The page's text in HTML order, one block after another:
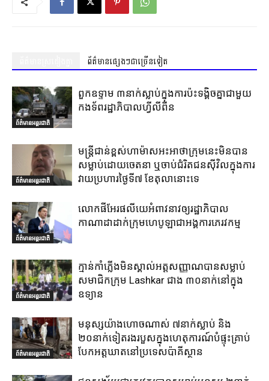
ព័ត៌មានផ្សេងៗជាច្រើនទៀត
ព័ត៌មានអន្តរជាតិ
ពួកឧទ្ទាម ៣នាក់ស្លាប់ក្នុងការប៉ះទង្គិចគ្នាជាមួយ
កងទ័ពរដ្ឋាភិបាលហ្វីលីពីន
ព័ត៌មានអន្តរជាតិ
មន្ត្រីជាន់ខ្ពស់ហាម៉ាសអះអាថាក្រុមនេះមិនបាន
សម្លាប់ដោយចេតនា ឬចាប់ជំរិតជនស៊ីវិលក្នុងការ
វាយប្រហារថ្ងៃទី៧ ខែតុលានោះទេ
ព័ត៌មានអន្តរជាតិ
លោកផីអែរផលីយេអំពាវនាវឲ្យរដ្ឋាភិបាល
កាណាដាដាក់ក្រុមហេបូឡាជាអង្គការភេរវកម្ម
ព័ត៌មានអន្តរជាតិ
ក្មាន់កាំភ្លើងមិនស្គាល់អត្តសញ្ញាណបានសម្លាប់
សមាជិកក្រុម Lashkar ជាង ៣០នាក់នៅក្នុង
ឧទ្យាន
ព័ត៌មានអន្តរជាតិ
មនុស្សយ៉ាងហោចណាស់ ៧នាក់ស្លាប់ និង
២០នាក់ទៀតរងរបួសក្នុងហេតុការណ៍បំផ្ទុះគ្រាប់
បែកអត្តឃាតនៅប្រទេសប៉ាគីស្ថាន